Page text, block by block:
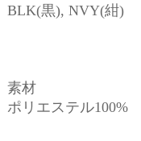
BLK(黒), NVY(紺)
素材
ポリエステル100%